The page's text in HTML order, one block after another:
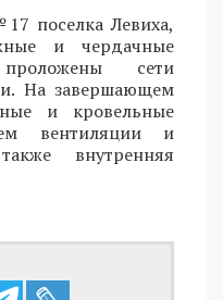
поселка Левиха,
и чердачные
сети
На завершающем
и кровельные
вентиляции и
внутренняя